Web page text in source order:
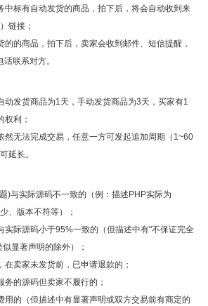
中标有自动发货的商品，拍下后，将会自动收到来
链接；
的的商品，拍下后，卖家会收到邮件、短信提醒，
联系对方。
动发货商品为1天，手动发货商品为3天，买家有1
权利；
然无法完成交易，任意一方可发起追加周期（1~60
延长。
)与实际源码不一致的（例：描述PHP实际为
、版本不符等）；
实际源码小于95%一致的（但描述中有"不保证完全
显著声明的除外）；
在卖家未发货前，已申请退款的；
务的源码但卖家不履行的；
用的（但描述中有显著声明或双方交易前有商定的